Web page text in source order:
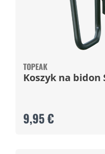
TOPEAK
Koszyk na bidon
9,95 €